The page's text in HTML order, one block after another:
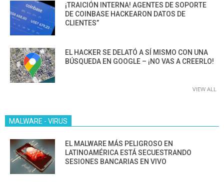
¡TRAICIÓN INTERNA! AGENTES DE SOPORTE
DE COINBASE HACKEARON DATOS DE
CLIENTES”
EL HACKER SE DELATÓ A SÍ MISMO CON UNA
BÚSQUEDA EN GOOGLE – ¡NO VAS A CREERLO!
VIEW ALL
MALWARE - VIRUS
EL MALWARE MÁS PELIGROSO EN
LATINOAMÉRICA ESTÁ SECUESTRANDO
SESIONES BANCARIAS EN VIVO